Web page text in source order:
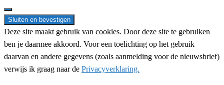
for:
Deze site maakt gebruik van cookies. Door deze site te gebruiken
ben je daarmee akkoord. Voor een toelichting op het gebruik
daarvan en andere gegevens (zoals aanmelding voor de nieuwsbrief)
verwijs ik graag naar de Privacyverklaring.